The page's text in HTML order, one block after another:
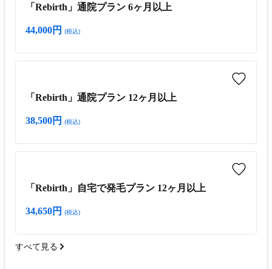
「Rebirth」通院プラン 6ヶ月以上
44,000円 (税込)
「Rebirth」通院プラン 12ヶ月以上
38,500円 (税込)
「Rebirth」自宅で発毛プラン 12ヶ月以上
34,650円 (税込)
すべて見る